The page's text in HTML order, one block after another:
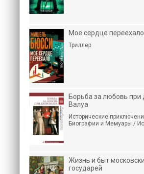
Мое сердце переехало
Триллер
Борьба за любовь при
Валуа
Исторические
Биографии и Мемуары /
Жизнь и быт
государей